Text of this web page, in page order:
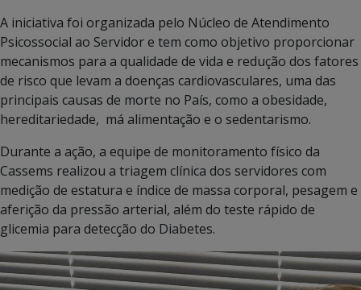
A iniciativa foi organizada pelo Núcleo de Atendimento
Psicossocial ao Servidor e tem como objetivo proporcionar
mecanismos para a qualidade de vida e redução dos fatores
de risco que levam a doenças cardiovasculares, uma das
principais causas de morte no País, como a obesidade,
hereditariedade, má alimentação e o sedentarismo.
Durante a ação, a equipe de monitoramento físico da
Cassems realizou a triagem clínica dos servidores com
medição de estatura e índice de massa corporal, pesagem e
aferição da pressão arterial, além do teste rápido de
glicemia para detecção do Diabetes.